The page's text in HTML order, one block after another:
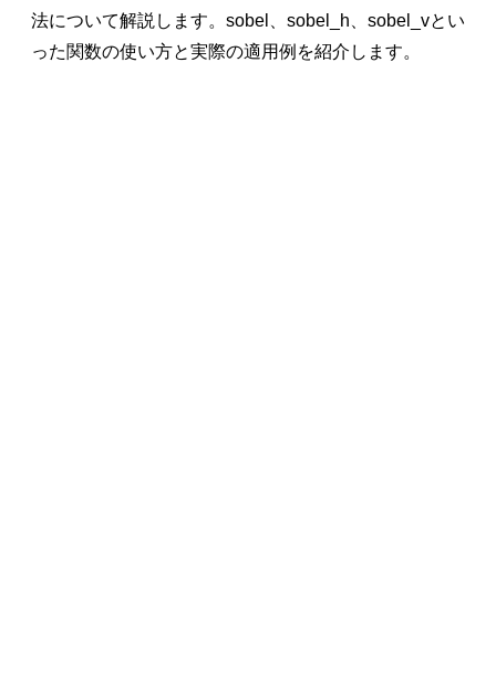
法について解説します。sobel、sobel_h、sobel_vとい
った関数の使い方と実際の適用例を紹介します。